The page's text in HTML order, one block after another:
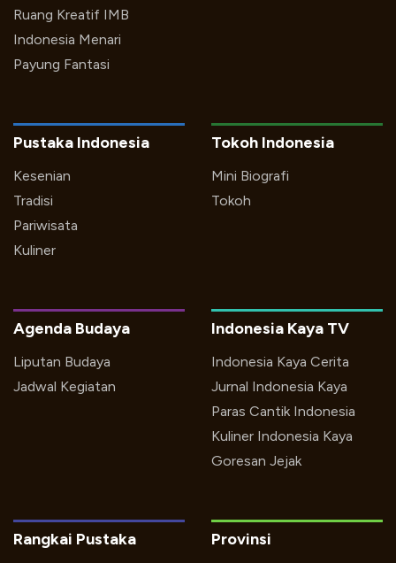
Ruang Kreatif IMB
Indonesia Menari
Payung Fantasi
Pustaka Indonesia
Kesenian
Tradisi
Pariwisata
Kuliner
Tokoh Indonesia
Mini Biografi
Tokoh
Indonesia Kaya TV
Indonesia Kaya Cerita
Jurnal Indonesia Kaya
Paras Cantik Indonesia
Kuliner Indonesia Kaya
Goresan Jejak
Agenda Budaya
Liputan Budaya
Jadwal Kegiatan
Rangkai Pustaka Provinsi